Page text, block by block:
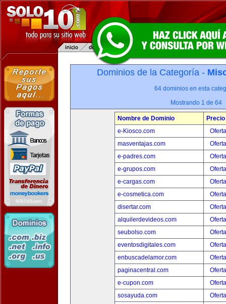
Dominios de la Categoría -
64 dominios en esta
Mostrando 1 de 64
Nombre de Dominio
Precio
e-Kiosco.com
masventajas.com
e-padres.com
e-grupos.com
e-cargas.com
e-cosmetica.com
disertar.com
alquilerdevideos.com
seubolso.com
eventosdigitales.com
enbuscadelamor.com
paginacentral.com
e-cupon.com
sosayuda.com